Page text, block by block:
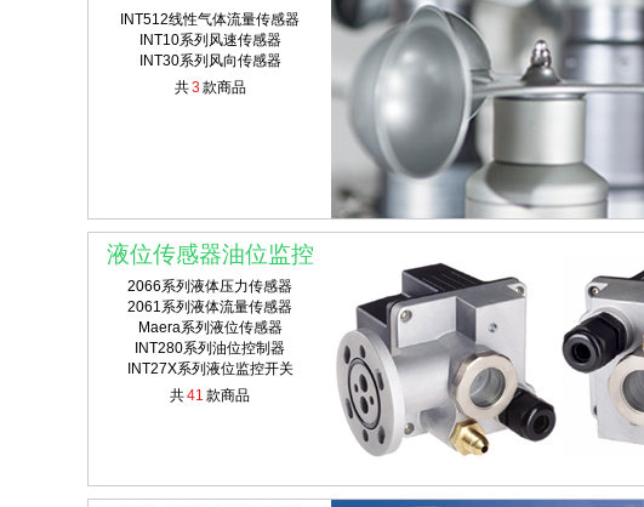
INT512线性气体流量传感器
INT10系列风速传感器
INT30系列风向传感器
共3 款商品
液位传感器油位监控
2066系列液体压力传感器
2061系列液体流量传感器
Maera系列液位传感器
INT280系列油位控制器
INT27X系列液位监控开关
共41 款商品